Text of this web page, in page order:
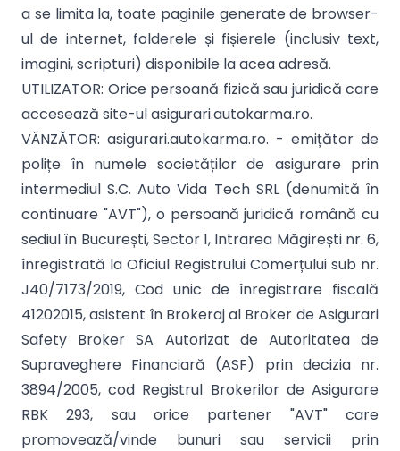
a se limita la, toate paginile generate de browser-
ul de internet, folderele și fișierele (inclusiv text,
imagini, scripturi) disponibile la acea adresă.
UTILIZATOR: Orice persoană fizică sau juridică care
accesează site-ul asigurari.autokarma.ro.
VÂNZĂTOR: asigurari.autokarma.ro. - emițător de
polițe în numele societăților de asigurare prin
intermediul S.C. Auto Vida Tech SRL (denumită în
continuare "AVT"), o persoană juridică română cu
sediul în București, Sector 1, Intrarea Măgirești nr. 6,
înregistrată la Oficiul Registrului Comerțului sub nr.
J40/7173/2019, Cod unic de înregistrare fiscală
41202015, asistent în Brokeraj al Broker de Asigurari
Safety Broker SA Autorizat de Autoritatea de
Supraveghere Financiară (ASF) prin decizia nr.
3894/2005, cod Registrul Brokerilor de Asigurare
RBK 293, sau orice partener "AVT" care
promovează/vinde bunuri sau servicii prin